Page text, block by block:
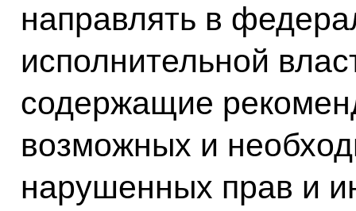
направлять в
исполнительной
содержащие
возможных и
нарушенных прав и